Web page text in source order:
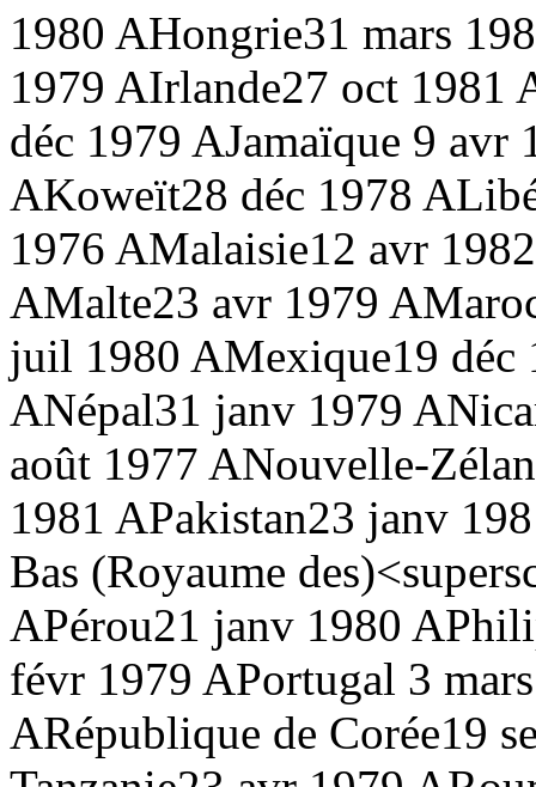
1980 AHongrie31 mars
1979 AIrlande27 oct 1981
déc 1979 AJamaïque 9 avr
AKoweït28 déc 1978 A
1976 AMalaisie12 avr
AMalte23 avr 1979 A
juil 1980 AMexique19 déc
ANépal31 janv 1979 A
août 1977 ANouvelle-
1981 APakistan23 janv
Bas (Royaume
APérou21 janv 1980 A
févr 1979 APortugal 3
ARépublique de Corée19